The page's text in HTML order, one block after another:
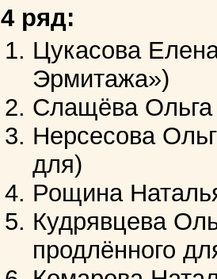
4 ряд:
Цукасова
Эрмитажа»)
Слащёва Ольга
Нерсесова
для)
Рощина
Кудрявцева
продлённого